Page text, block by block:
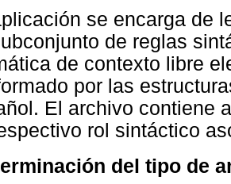
se encarga de
de reglas
de contexto libre
por las
El archivo contiene
rol sintáctico
del tipo de